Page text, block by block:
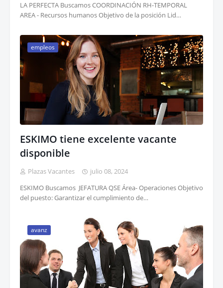
LA PERFECTA Buscamos COORDINACIÓN RH-TEMPORAL
AREA - Recursos humanos Objetivo de la posición Lid…
empleos
ESKIMO tiene excelente vacante
disponible
Plazas Vacantes
julio 08, 2024
ESKIMO Buscamos JEFATURA QSE Área- Operaciones Objetivo
del puesto: Garantizar el cumplimiento de…
avanz